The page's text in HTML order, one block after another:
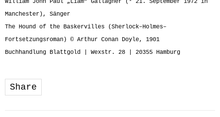
William John Paul „Liam“ Gallagher (* 21. September 1972 in
Manchester), Sänger
The Hound of the Baskervilles (Sherlock–Holmes–
Fortsetzungsroman) © Arthur Conan Doyle, 1901
Buchhandlung Blattgold | Wexstr. 28 | 20355 Hamburg
Share